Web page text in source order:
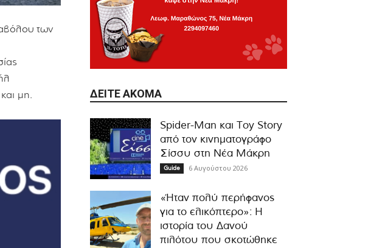
των
μη.
ΔΕΊΤΕ ΑΚΌΜΑ
Spider-Man και Toy Story
από τον κινηματογράφο
Σίσσυ στη Νέα Μάκρη
Guide 6 Αυγούστου 2026
«Ήταν πολύ περήφανος
για το ελικόπτερο»: Η
ιστορία του Δανού
πιλότου που σκοτώθηκε